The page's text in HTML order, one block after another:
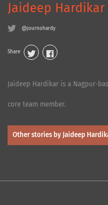
Jaideep Hardikar
@journohardy
Share
Jaideep Hardikar is a Nagpur-
core team member.
Other stories by Jaideep